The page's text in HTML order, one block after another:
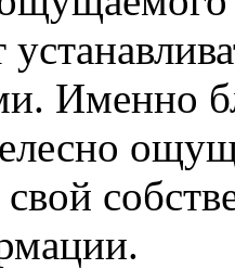
Именно